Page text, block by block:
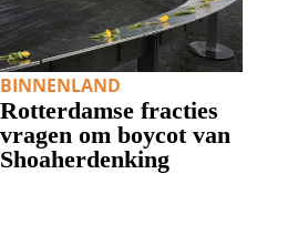
BINNENLAND
Rotterdamse fracties
vragen om boycot van
Shoaherdenking